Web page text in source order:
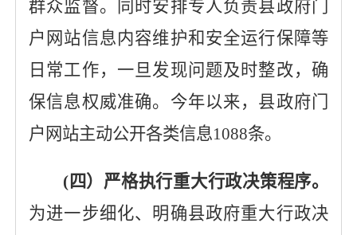
群众监督。同时安排专人负责县政府门
户网站信息内容维护和安全运行保障等
日常工作，一旦发现问题及时整改，确
保信息权威准确。今年以来，县政府门
户网站主动公开各类信息1088条。
(四）严格执行重大行政决策程序。
为进一步细化、明确县政府重大行政决